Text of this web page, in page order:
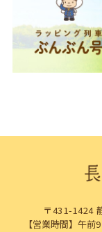
〒431-1424
【営業時間】午前